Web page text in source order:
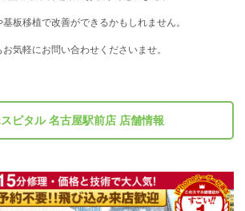
板移植で改善ができるかもしれません。
お気軽にお問い合わせくださいませ。
ピタル 名古屋駅前店 店舗情報